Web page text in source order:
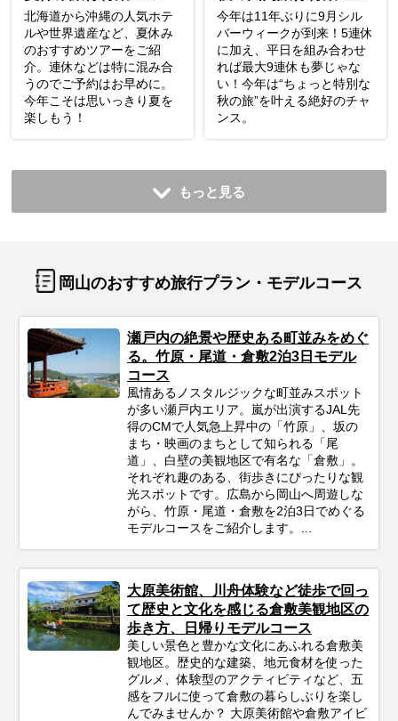
北海道から沖縄の人気ホテ
ルや世界遺産など、夏休み
のおすすめツアーをご紹
介。連休などは特に混み合
うのでご予約はお早めに。
今年こそは思いっきり夏を
楽しもう！
今年は11年ぶりに9月シル
バーウィークが到来！5連休
に加え、平日を組み合わせ
れば最大9連休も夢じゃな
い！今年は“ちょっと特別な
秋の旅”を叶える絶好のチャ
ンス。
もっと見る
岡山のおすすめ旅行プラン・モデルコース
瀬戸内の絶景や歴史ある町並みをめぐ
る。竹原・尾道・倉敷2泊3日モデル
コース
風情あるノスタルジックな町並みスポット
が多い瀬戸内エリア。嵐が出演するJAL先
得のCMで人気急上昇中の「竹原」、坂の
まち・映画のまちとして知られる「尾
道」、白壁の美観地区で有名な「倉敷」。
それぞれ趣のある、街歩きにぴったりな観
光スポットです。広島から岡山へ周遊しな
がら、竹原・尾道・倉敷を2泊3日でめぐる
モデルコースをご紹介します。...
大原美術館、川舟体験など徒歩で回っ
て歴史と文化を感じる倉敷美観地区の
歩き方、日帰りモデルコース
美しい景色と豊かな文化にあふれる倉敷美
観地区。歴史的な建築、地元食材を使った
グルメ、体験型のアクティビティなど、五
感をフルに使って倉敷の暮らしぶりを楽し
んでみませんか？ 大原美術館や倉敷アイビ